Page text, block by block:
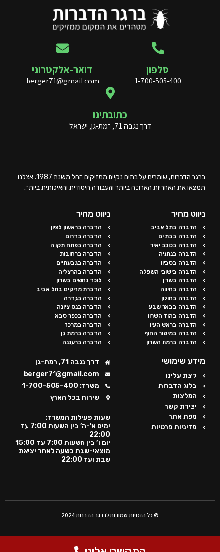
טלפון
1-700-505-400
דואר-אלקטרוני
berger71@gmail.com
כתובתינו
דרך נגבה 71, רמת-גן, ישראל
ברגר הדברות, שומרים על בתים נקיים ממזיקים החל משנת 1987. אצלנו
תמצאו את האחריות הארוכה ביותר והעבודה היסודית והאיכותית ביותר.
ניווט מהיר
הדברה בתל אביב
הדברה בבת ים
הדברה בכוכב יאיר
הדברה בנתניה
הדברה בסביון
הדברה בישובי השפלה
הדברה בשרון
הדברה בחיפה
הדברה בחולון
הדברה בבאר שבע
הדברה בהוד השרון
הדברה בראש העין
הדברה במישור החוף
הדברה ברמת השרון
ניווט מהיר
הדברה בראשון לציון
הדברה בדרום
הדברה בפתח תקווה
הדברה ברחובות
הדברה בגבעתיים
הדברה בהרצליה
לוכד נחשים בשרון
הדברת מזיקים בתל אביב
הדברה בגדרה
הדברה בנס ציונה
הדברה בכפר סבא
הדברה במרכז
הדברה ברמת גן
הדברה ברעננה
מידע שימושי
קצת עלינו
בלוג הדברות
המלצות
יצירת קשר
מפת אתר
מדיניות פרטיות
דרך נגבה 71, רמת-גן
berger71@gmail.com
משרד: 1-700-505-400
שירות בכל הארץ
שעות פעילות המשרד:
ימים א’-ה’ בין השעות 7:00 עד
22:00
יום ו’ בין השעות 7:00 עד 15:00
מוצאי-שבת כשעה לאחר יציאת
שבת ועד 22:00
© כל הזכויות שמורות לברגר הדברות 2024